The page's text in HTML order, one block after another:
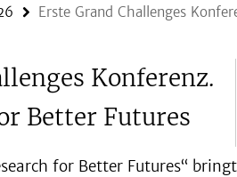
Erste Grand Challenges
Konferenz.
Better Futures
for Better Futures“